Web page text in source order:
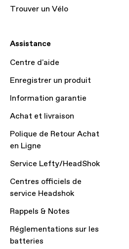
Trouver un Vélo
Assistance
Centre d'aide
Enregistrer un produit
Information garantie
Achat et livraison
Polique de Retour Achat
en Ligne
Service Lefty/HeadShok
Centres officiels de
service Headshok
Rappels & Notes
Réglementations sur les
batteries